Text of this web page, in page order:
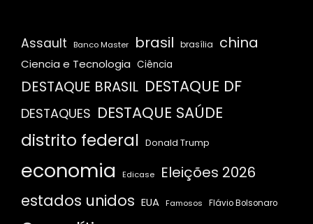
Assault Banco Master brasil brasília china
Ciencia e Tecnologia Ciência
DESTAQUE BRASIL DESTAQUE DF
DESTAQUES DESTAQUE SAÚDE
distrito federal Donald Trump
economia Edicase Eleições 2026
estados unidos EUA Famosos Flávio Bolsonaro